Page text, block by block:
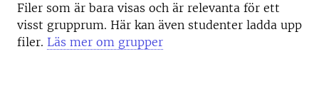
Filer som är bara visas och är relevanta för ett
visst grupprum. Här kan även studenter ladda upp
filer. Läs mer om grupper